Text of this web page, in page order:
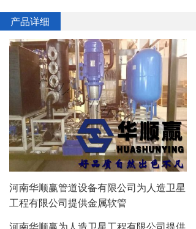
河南华顺赢管道设备有限公司为人造卫星
工程有限公司提供金属软管
产品详细